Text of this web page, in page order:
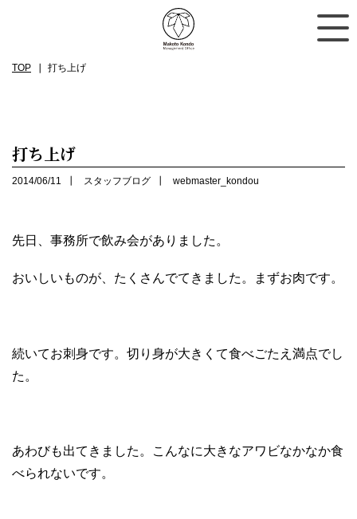
TOP 打ち上げ
打ち上げ
2014/06/11 スタッフブログ webmaster_kondou
先日、事務所で飲み会がありました。
おいしいものが、たくさんでてきました。まずお肉です。
続いてお刺身です。切り身が大きくて食べごたえ満点でし
た。
あわびも出てきました。こんなに大きなアワビなかなか食
べられないです。